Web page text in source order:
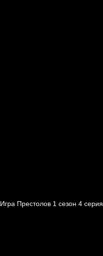
Игра Престолов 1 cезон 4 cерия